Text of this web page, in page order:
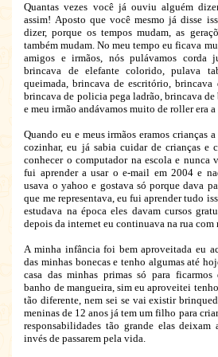
Quantas vezes você já ouviu alguém
assim! Aposto que você mesmo já disse
dizer, porque os tempos mudam, as
também mudam. No meu tempo eu ficava
amigos e irmãos, nós pulávamos corda
brincava de elefante colorido, pulava
queimada, brincava de escritório,
brincava de policia pega ladrão, brincava de
e meu irmão andávamos muito de roller era
Quando eu e meus irmãos eramos crianças
cozinhar, eu já sabia cuidar de crianças e
conhecer o computador na escola e nunca
fui aprender a usar o e-mail em 2004 e
usava o yahoo e gostava só porque dava
que me representava, eu fui aprender tudo
estudava na época eles davam cursos
depois da internet eu continuava na rua com
A minha infância foi bem aproveitada eu
das minhas bonecas e tenho algumas até
casa das minhas primas só para ficarmos
banho de mangueira, sim eu aproveitei
tão diferente, nem sei se vai existir
meninas de 12 anos já tem um filho para
responsabilidades tão grande elas deixam
invés de passarem pela vida.